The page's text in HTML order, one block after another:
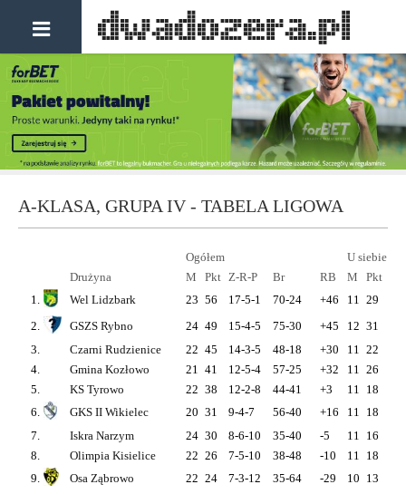
A-KLASA, GRUPA IV - TABELA LIGOWA
Ogółem
U siebie
Drużyna
M Pkt Z-R-P Br RB M Pkt
1.
Wel Lidzbark 23 56 17-5-1 70-24 +46 11 29
2.
GSZS Rybno 24 49 15-4-5 75-30 +45 12 31
3.
Czarni Rudzienice 22 45 14-3-5 48-18 +30 11 22
4.
Gmina Kozłowo 21 41 12-5-4 57-25 +32 11 26
5.
KS Tyrowo 22 38 12-2-8 44-41 +3 11 18
6.
GKS II Wikielec 20 31 9-4-7 56-40 +16 11 18
7.
Iskra Narzym 24 30 8-6-10 35-40 -5 11 16
8.
Olimpia Kisielice 22 26 7-5-10 38-48 -10 11 18
9.
Osa Ząbrowo 22 24 7-3-12 35-64 -29 10 13